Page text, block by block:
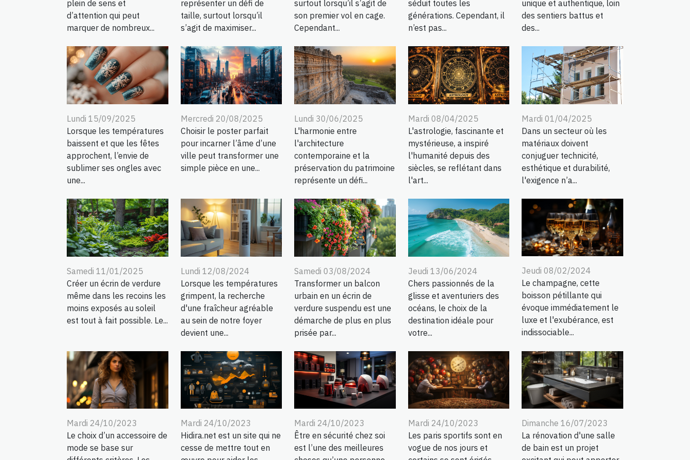
plein de sens et
d’attention qui peut
marquer de nombreux...
représenter un défi de
taille, surtout lorsqu’il
s’agit de maximiser...
surtout lorsqu’il s’agit de
son premier vol en cage.
Cependant...
séduit toutes les
générations. Cependant, il
n’est pas...
unique et authentique, loin
des sentiers battus et
des...
Lundi 15/09/2025
Lorsque les températures
baissent et que les fêtes
approchent, l’envie de
sublimer ses ongles avec
une...
Mercredi 20/08/2025
Choisir le poster parfait
pour incarner l’âme d’une
ville peut transformer une
simple pièce en une...
Lundi 30/06/2025
L'harmonie entre
l'architecture
contemporaine et la
préservation du patrimoine
représente un défi...
Mardi 08/04/2025
L'astrologie, fascinante et
mystérieuse, a inspiré
l'humanité depuis des
siècles, se reflétant dans
l'art...
Mardi 01/04/2025
Dans un secteur où les
matériaux doivent
conjuguer technicité,
esthétique et durabilité,
l'exigence n’a...
Samedi 11/01/2025
Créer un écrin de verdure
même dans les recoins les
moins exposés au soleil
est tout à fait possible. Le...
Lundi 12/08/2024
Lorsque les températures
grimpent, la recherche
d'une fraîcheur agréable
au sein de notre foyer
devient une...
Samedi 03/08/2024
Transformer un balcon
urbain en un écrin de
verdure suspendu est une
démarche de plus en plus
prisée par...
Jeudi 13/06/2024
Chers passionnés de la
glisse et aventuriers des
océans, le choix de la
destination idéale pour
votre...
Jeudi 08/02/2024
Le champagne, cette
boisson pétillante qui
évoque immédiatement le
luxe et l'exubérance, est
indissociable...
Mardi 24/10/2023
Le choix d’un accessoire de
mode se base sur
Mardi 24/10/2023
Hidira.net est un site qui ne
cesse de mettre tout en
Mardi 24/10/2023
Être en sécurité chez soi
est l’une des meilleures
Mardi 24/10/2023
Les paris sportifs sont en
vogue de nos jours et
Dimanche 16/07/2023
La rénovation d'une salle
de bain est un projet